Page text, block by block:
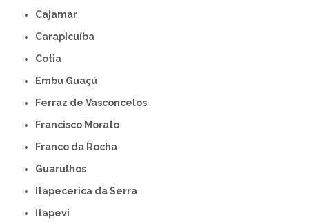
Cajamar
Carapicuíba
Cotia
Embu Guaçú
Ferraz de Vasconcelos
Francisco Morato
Franco da Rocha
Guarulhos
Itapecerica da Serra
Itapevi